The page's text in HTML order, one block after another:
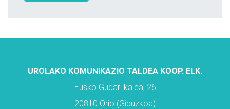
UROLAKO KOMUNIKAZIO TALDEA KOOP. ELK.
Eusko Gudari kalea, 26
20810 Orio (Gipuzkoa)